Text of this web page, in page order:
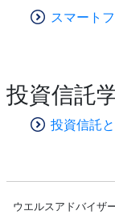
スマート
投資信託
投資信託
ウエルスアドバイザ